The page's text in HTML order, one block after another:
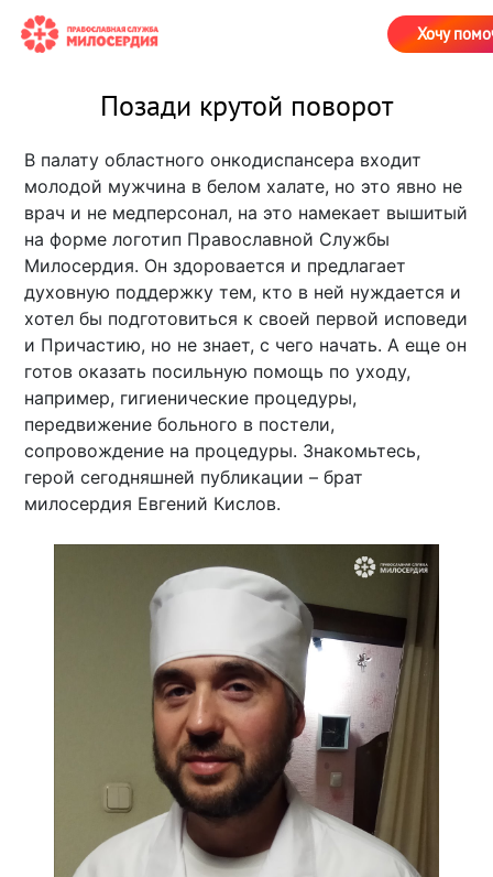
Хочу
Позади крутой поворот
В палату областного онкодиспансера входит
молодой мужчина в белом халате, но это явно не
врач и не медперсонал, на это намекает вышитый
на форме логотип Православной Службы
Милосердия. Он здоровается и предлагает
духовную поддержку тем, кто в ней нуждается и
хотел бы подготовиться к своей первой исповеди
и Причастию, но не знает, с чего начать. А еще он
готов оказать посильную помощь по уходу,
например, гигиенические процедуры,
передвижение больного в постели,
сопровождение на процедуры. Знакомьтесь,
герой сегодняшней публикации – брат
милосердия Евгений Кислов.